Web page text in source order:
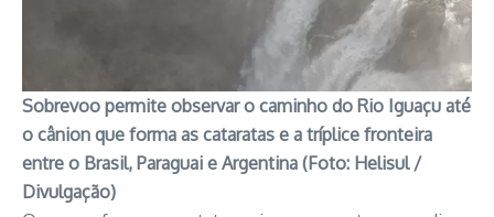
Sobrevoo permite observar o caminho do Rio Iguaçu até
o cânion que forma as cataratas e a tríplice fronteira
entre o Brasil, Paraguai e Argentina (Foto: Helisul /
Divulgação)